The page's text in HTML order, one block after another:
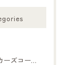
プ夢コープ